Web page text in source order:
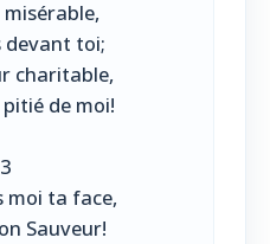
misérable,
devant toi;
charitable,
de moi!
3
moi ta face,
Sauveur!